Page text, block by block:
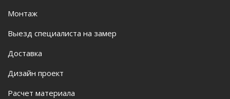
Монтаж
Выезд специалиста на замер
Доставка
Дизайн проект
Расчет материала